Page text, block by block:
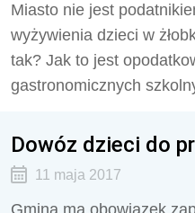
Miasto nie jest
wyżywienia dzieci w
tak? Jak to jest
gastronomicznych
Dowóz dzieci do
11 maja 2017
Gmina ma obowiązek